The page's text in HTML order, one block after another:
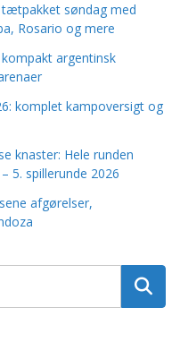
tætpakket søndag med
Rosario og mere
argentinsk
komplet kampoversigt og
knaster: Hele runden
5. spillerunde 2026
afgørelser,